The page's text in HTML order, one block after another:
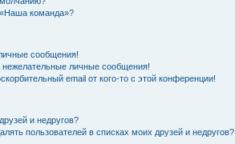
команда»?
сообщения!
личные сообщения!
email от кого-то с этой конференции!
и недругов?
пользователей в списках моих друзей и недругов?